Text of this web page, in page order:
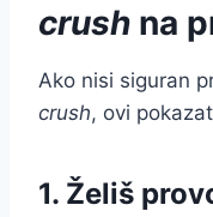
crush na
Ako nisi siguran
crush, ovi
1. Želiš